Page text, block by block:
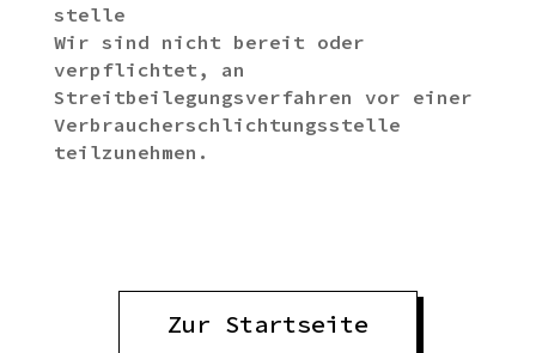
stelle
Wir sind nicht bereit oder
verpflichtet, an
Streitbeilegungsverfahren vor einer
Verbraucherschlichtungsstelle
teilzunehmen.
Zur Startseite